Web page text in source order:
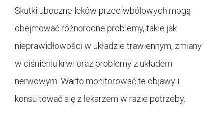
Skutki uboczne leków przeciwbólowych mogą
obejmować różnorodne problemy, takie jak
nieprawidłowości w układzie trawiennym, zmiany
w ciśnieniu krwi oraz problemy z układem
nerwowym. Warto monitorować te objawy i
konsultować się z lekarzem w razie potrzeby.